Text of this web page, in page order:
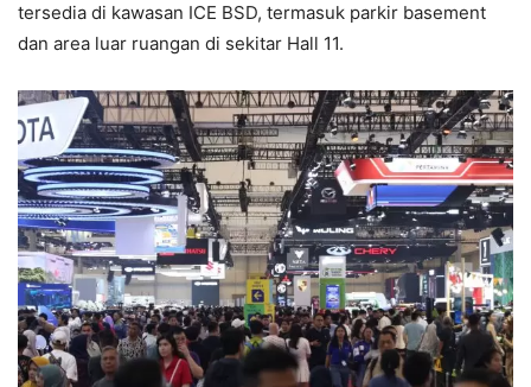
tersedia di kawasan ICE BSD, termasuk parkir basement
dan area luar ruangan di sekitar Hall 11.